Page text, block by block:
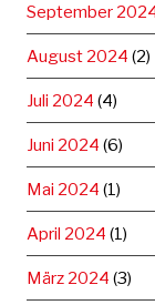
September
August 2024 (2)
Juli 2024 (4)
Juni 2024 (6)
Mai 2024 (1)
April 2024 (1)
März 2024 (3)